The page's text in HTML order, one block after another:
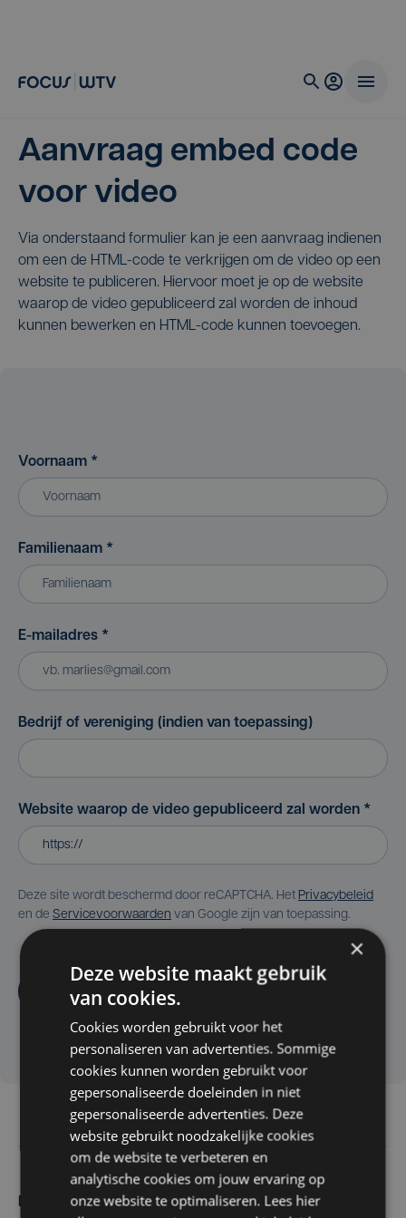
Aanvraag embed code
voor video
Via onderstaand formulier kan je een aanvraag indienen
om een de HTML-code te verkrijgen om de video op een
website te publiceren. Hiervoor moet je op de website
waarop de video gepubliceerd zal worden de inhoud
kunnen bewerken en HTML-code kunnen toevoegen.
Voornaam *
Familienaam *
E-mailadres *
Bedrijf of vereniging (indien van toepassing)
Website waarop de video gepubliceerd zal worden *
Deze site wordt beschermd door reCAPTCHA. Het Privacybeleid
en de Servicevoorwaarden van Google zijn van toepassing.
Aanvragen
Maak zelf het nieuws
×
Deze website maakt gebruik
van cookies.
Cookies worden gebruikt voor het
personaliseren van advertenties. Sommige
cookies kunnen worden gebruikt voor
gepersonaliseerde doeleinden in niet
gepersonaliseerde advertenties. Deze
website gebruikt noodzakelijke cookies
om de website te verbeteren en
analytische cookies om jouw ervaring op
onze website te optimaliseren. Lees hier